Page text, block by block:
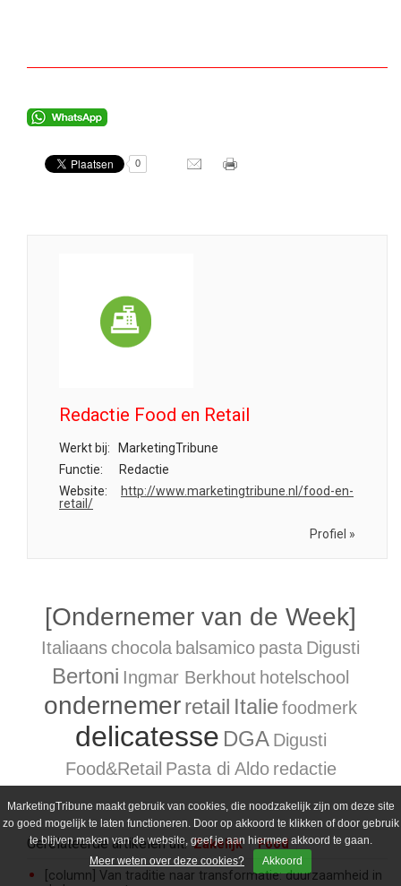
MarketingTribune maakt gebruik van cookies, die noodzakelijk zijn om deze site
zo goed mogelijk te laten functioneren. Door op akkoord te klikken of door gebruik
te blijven maken van de website, geef je aan hiermee akkoord te gaan.
Meer weten over deze cookies?
Akkoord
0
Redactie Food en Retail
Werkt bij:
MarketingTribune
Functie:
Redactie
Website:
http://www.marketingtribune.nl/food-en-
retail/
Profiel »
[Ondernemer van de Week]
Italiaans chocola balsamico pasta Digusti
Bertoni Ingmar Berkhout hotelschool
ondernemerretail Italiefoodmerk
delicatesse DGA Digusti
Food&Retail Pasta di Aldo redactie
Gerelateerde artikelen uit: Zakelijk Food
[column] Van traditie naar transformatie: duurzaamheid in